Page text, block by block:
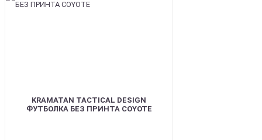
KRAMATAN TACTICAL DESIGN
ФУТБОЛКА БЕЗ ПРИНТА COYOTE